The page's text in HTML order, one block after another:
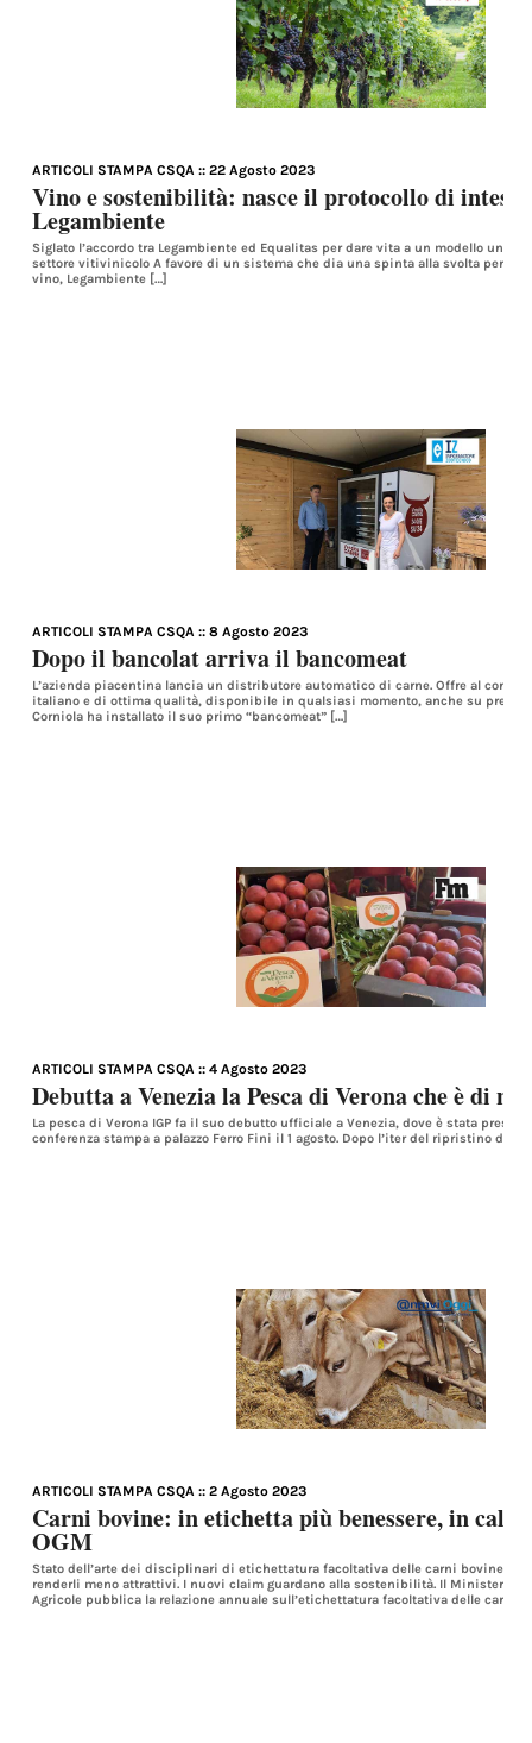
ARTICOLI STAMPA CSQA :: 22 Agosto 2023
Vino e sostenibilità: nasce il protocollo di intesa
Legambiente
Siglato l’accordo tra Legambiente ed Equalitas per dare vita a un modello
settore vitivinicolo A favore di un sistema che dia una spinta alla svolta per il
vino, Legambiente […]
ARTICOLI STAMPA CSQA :: 8 Agosto 2023
Dopo il bancolat arriva il bancomeat
L’azienda piacentina lancia un distributore automatico di carne. Offre al
italiano e di ottima qualità, disponibile in qualsiasi momento, anche su
Corniola ha installato il suo primo “bancomeat” […]
ARTICOLI STAMPA CSQA :: 4 Agosto 2023
Debutta a Venezia la Pesca di Verona che è di
La pesca di Verona IGP fa il suo debutto ufficiale a Venezia, dove è stata
conferenza stampa a palazzo Ferro Fini il 1 agosto. Dopo l’iter del ripristino
ARTICOLI STAMPA CSQA :: 2 Agosto 2023
Carni bovine: in etichetta più benessere, in calo
OGM
Stato dell’arte dei disciplinari di etichettatura facoltativa delle carni bovine. Il
renderli meno attrattivi. I nuovi claim guardano alla sostenibilità. Il Ministero
Agricole pubblica la relazione annuale sull’etichettatura facoltativa delle carni